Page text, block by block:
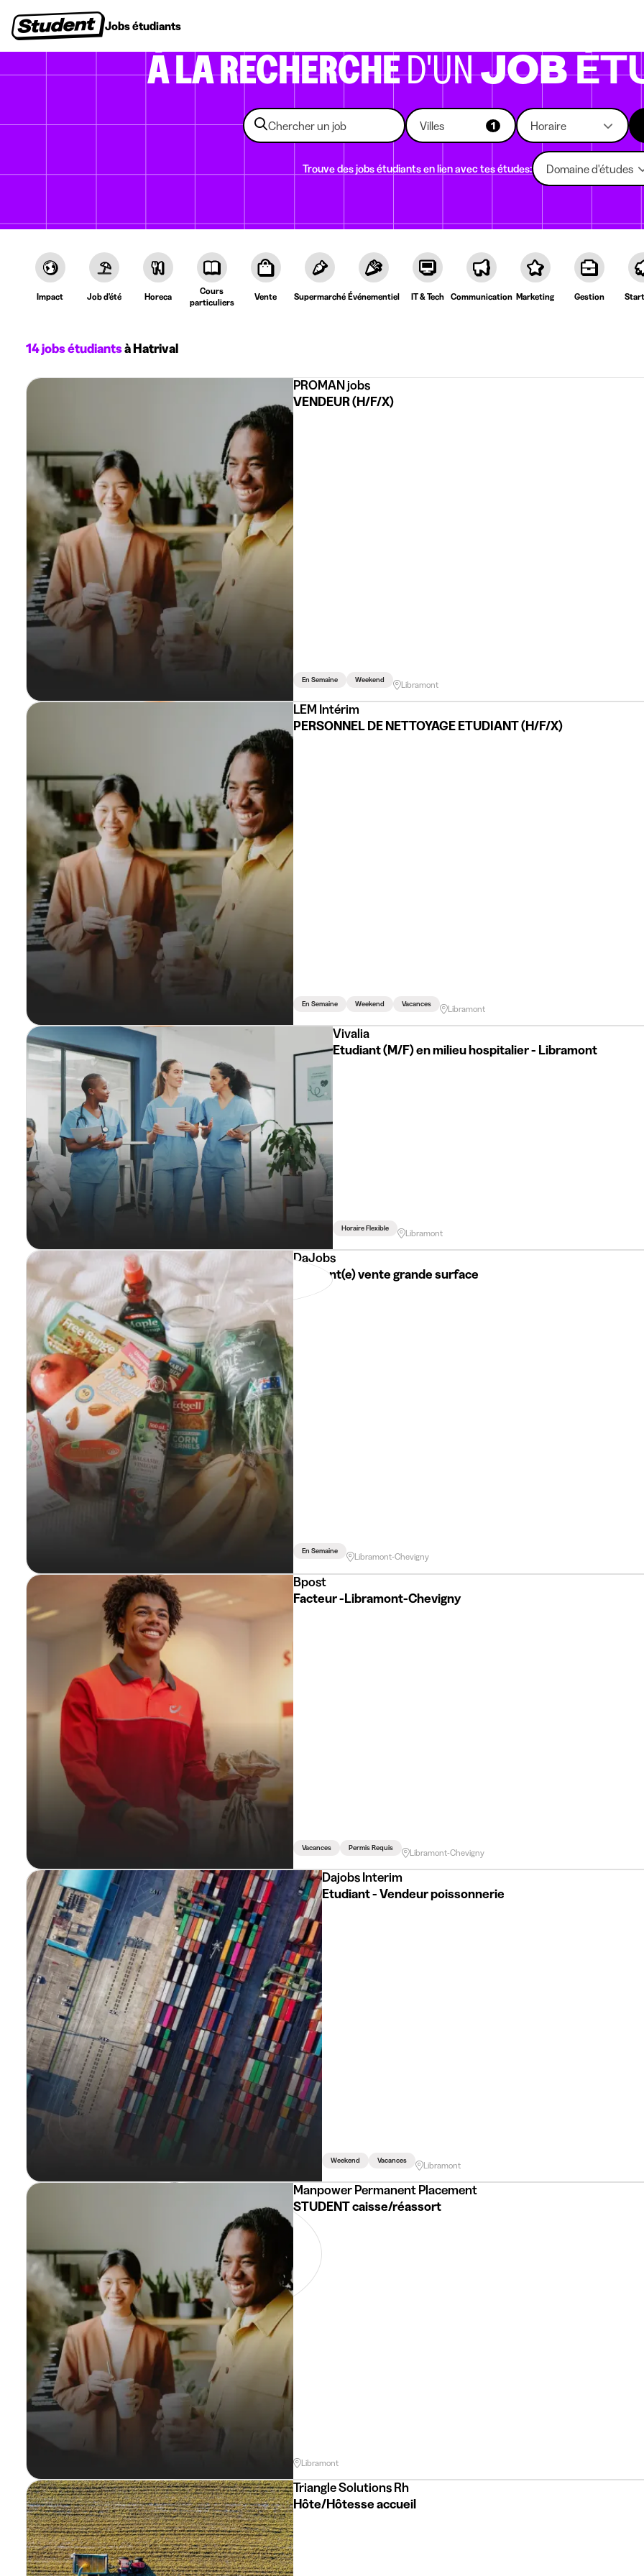
Jobs étudiants
À LA RECHERCHED'UNJOB
Villes 1 Horaire
Trouve des jobs étudiants en lien avec tes études: Domaine d'études
Impact Job d'été Horeca
Cours
particuliers
Vente Supermarché Événementiel IT & Tech Communication Marketing Gestion
14 jobs étudiantsà Hatrival
PROMAN jobs
VENDEUR (H/F/X)
En Semaine Weekend Libramont
LEM Intérim
PERSONNEL DE NETTOYAGE ETUDIANT (H/F/X)
En Semaine Weekend Vacances Libramont
Vivalia
Etudiant (M/F) en milieu hospitalier - Libramont
Horaire Flexible Libramont
DaJobs
Etudiant(e) vente grande surface
En Semaine
Libramont-Chevigny
Bpost
Facteur -Libramont-Chevigny
Vacances Permis Requis Libramont-Chevigny
Dajobs Interim
Etudiant - Vendeur poissonnerie
Weekend Vacances Libramont
Manpower Permanent Placement
STUDENT caisse/réassort
Libramont
Triangle Solutions Rh
Hôte/Hôtesse accueil